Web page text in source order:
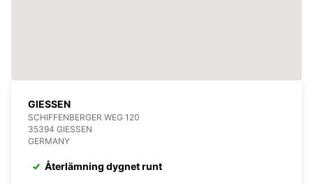
GIESSEN
SCHIFFENBERGER WEG 120
35394 GIESSEN
GERMANY
Återlämning dygnet runt